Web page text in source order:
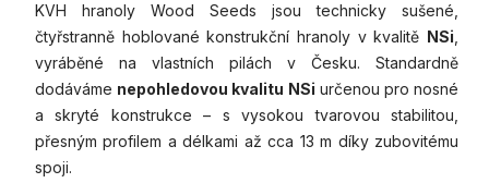
KVH hranoly Wood Seeds jsou technicky sušené,
čtyřstranně hoblované konstrukční hranoly v kvalitě NSi
vyráběné na vlastních pilách v Česku. Standardně
dodáváme nepohledovou kvalitu NSi určenou pro nosné
a skryté konstrukce – s vysokou tvarovou stabilitou,
přesným profilem a délkami až cca 13 m díky zubovitému
spoji.